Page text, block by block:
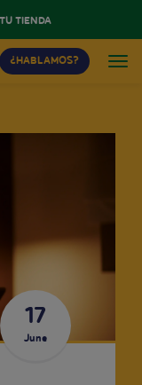
TIENDA
¿HABLAMOS?
17
June